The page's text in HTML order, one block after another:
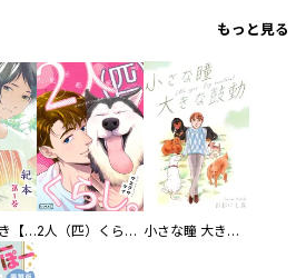
もっと見る
化けねこ招き【描きおろし付合冊版】 2人（匹）くらし。 小さな瞳 大きな鼓動